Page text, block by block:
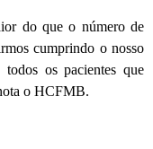
do que o número de
cumprindo o nosso
todos os pacientes que
o HCFMB.